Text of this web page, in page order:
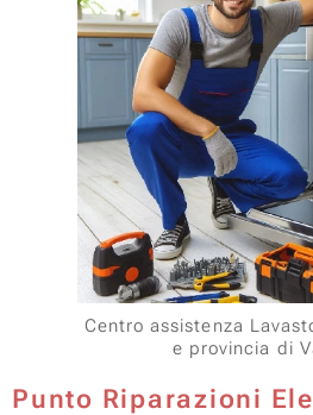
Centro assistenza
e provincia di
Punto Riparazioni